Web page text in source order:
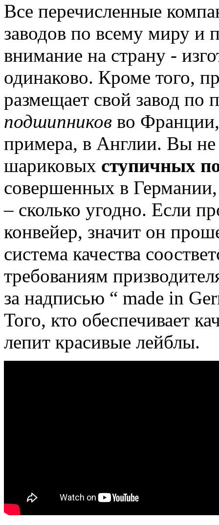
Все перечисленные
заводов по всему миру и
внимание на страну -
одинаково. Кроме того,
размещает свой завод по
подшипников во Франции,
примера, в Англии. Вы не
шариковых ступичных
совершенных в
– сколько угодно. Если
конвейер, значит он
система качества
требованиям
за надписью “ made in
Того, кто обеспечивает
лепит красивые лейблы.